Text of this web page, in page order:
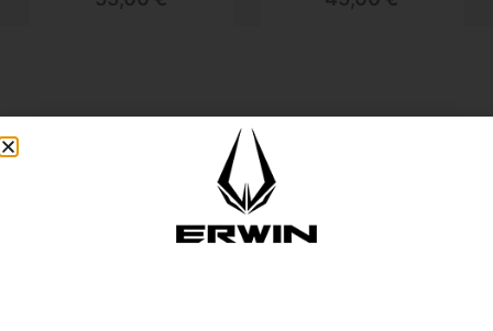
QUALCHE INFO
Come Veste Erwin?